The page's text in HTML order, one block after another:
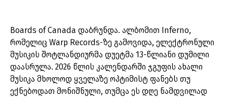
Boards of Canada დაბრუნდა. ალბომით Inferno,
რომელიც Warp Records-ზე გამოვიდა, ელექტრონული
მუსიკის შოტლანდიურმა დუეტმა 13-წლიანი დუმილი
დაასრულა. 2026 წლის კალენდარში ჯგუფის ახალი
მუსიკა მხოლოდ ყველაზე ოპტიმისტ ფანებს თუ
ექნებოდათ მონიშნული, თუმცა ეს დღე ნამდვილად